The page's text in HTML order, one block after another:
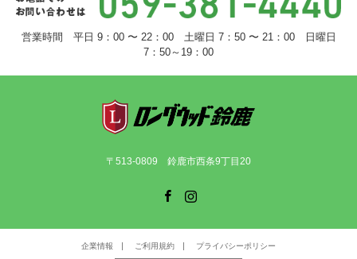
営業時間 平日 9：00 〜 22：00 土曜日 7：50 〜 21：00 日曜日
7：50～19：00
〒513-0809 鈴鹿市西条9丁目20
企業情報 ご利用規約 プライバシーポリシー